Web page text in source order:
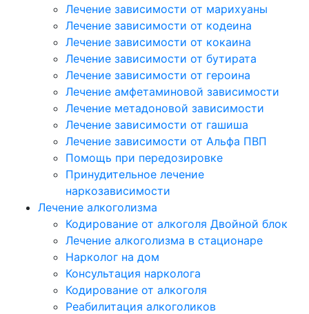
Лечение зависимости от марихуаны
Лечение зависимости от кодеина
Лечение зависимости от кокаина
Лечение зависимости от бутирата
Лечение зависимости от героина
Лечение амфетаминовой зависимости
Лечение метадоновой зависимости
Лечение зависимости от гашиша
Лечение зависимости от Альфа ПВП
Помощь при передозировке
Принудительное лечение
наркозависимости
Лечение алкоголизма
Кодирование от алкоголя Двойной блок
Лечение алкоголизма в стационаре
Нарколог на дом
Консультация нарколога
Кодирование от алкоголя
Реабилитация алкоголиков